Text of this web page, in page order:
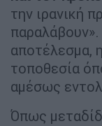
την ιρανική
αποτέλεσμα,
τοποθεσία
αμέσως
Όπως